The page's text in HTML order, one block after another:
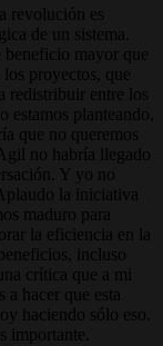
revolución es
de un sistema.
beneficio mayor que
proyectos, que
redistribuir entre los
estamos planteando,
que no queremos
no habría llegado
Y yo no
la iniciativa
maduro para
la eficiencia en la
incluso
crítica que a mi
a hacer que esta
haciendo sólo eso.
importante.